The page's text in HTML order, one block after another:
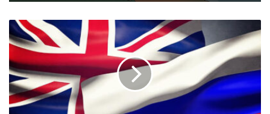
إكسبريس:
بريطانيا
استعدادها
لمواجهة
مسلحة